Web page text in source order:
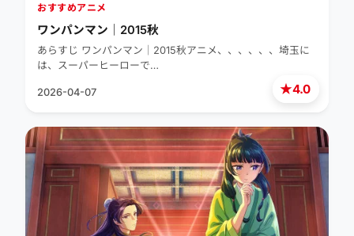
★4.0
おすすめアニメ
ワンパンマン｜2015秋
あらすじ ワンパンマン｜2015秋アニメ、、、、、、埼玉に
は、スーパーヒーローで…
2026-04-07